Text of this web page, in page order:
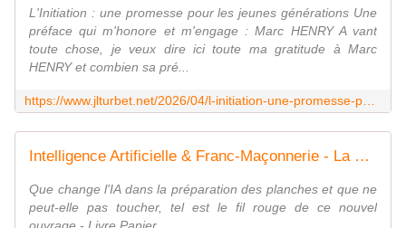
L'Initiation : une promesse pour les jeunes générations Une
préface qui m'honore et m'engage : Marc HENRY A vant
toute chose, je veux dire ici toute ma gratitude à Marc
HENRY et combien sa pré...
https://www.jlturbet.net/2026/04/l-initiation-une-promesse-pour-les-jeunes-generations-de-jean-laurent-turbet.html
Intelligence Artificielle & Franc-Maçonnerie - La Pierre et la Puce - J. Pragman - Achat Livres Numérilivres
Que change l'IA dans la préparation des planches et que ne
peut-elle pas toucher, tel est le fil rouge de ce nouvel